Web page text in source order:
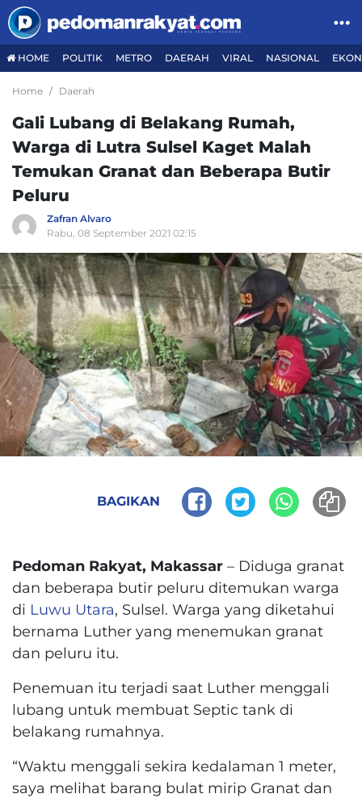
HOME POLITIK METRO DAERAH VIRAL NASIONAL
Home Daerah
Gali Lubang di Belakang Rumah,
Warga di Lutra Sulsel Kaget Malah
Temukan Granat dan Beberapa Butir
Peluru
Zafran Alvaro
Rabu, 08 September 2021 02:15
BAGIKAN
Pedoman Rakyat, Makassar – Diduga granat
dan beberapa butir peluru ditemukan warga
di Luwu Utara, Sulsel. Warga yang diketahui
bernama Luther yang menemukan granat
dan peluru itu.
Penemuan itu terjadi saat Luther menggali
lubang untuk membuat Septic tank di
belakang rumahnya.
“Waktu menggali sekira kedalaman 1 meter,
saya melihat barang bulat mirip Granat dan